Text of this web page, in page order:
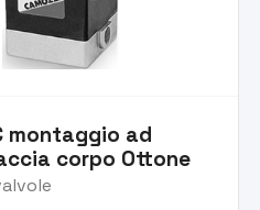
montaggio ad
corpo Ottone